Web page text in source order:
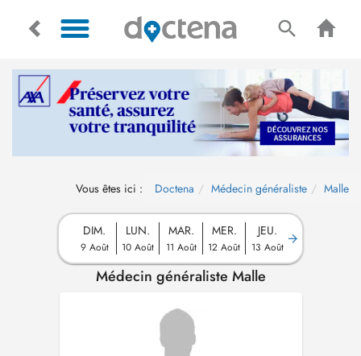
Vous êtes ici : Doctena Médecin généraliste Malle
DIM.
9 Août
LUN.
10 Août
MAR.
11 Août
MER.
12 Août
JEU.
13 Août
Médecin généraliste Malle